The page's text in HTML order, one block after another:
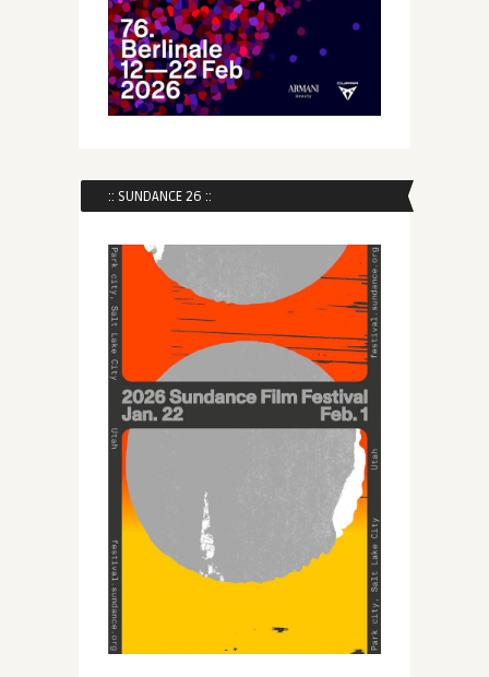
:: SUNDANCE 26 ::